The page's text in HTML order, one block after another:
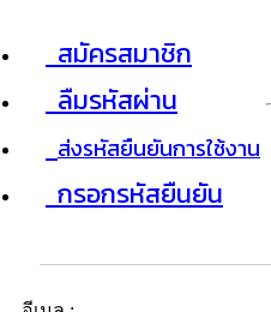
สมัครสมาชิก
ลืมรหัสผ่าน
ส่งรหัสยืนยันการใช้งาน
กรอกรหัสยืนยัน